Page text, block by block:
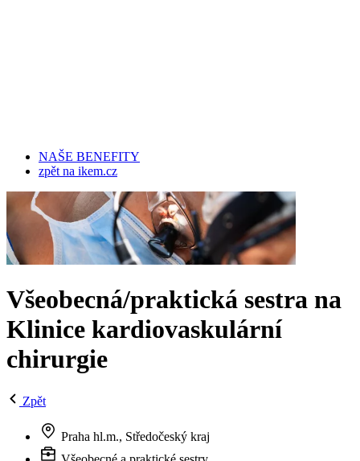
NAŠE BENEFITY
zpět na ikem.cz
Všeobecná/praktická sestra na
Klinice kardiovaskulární
chirurgie
Zpět
Praha hl.m., Středočeský kraj